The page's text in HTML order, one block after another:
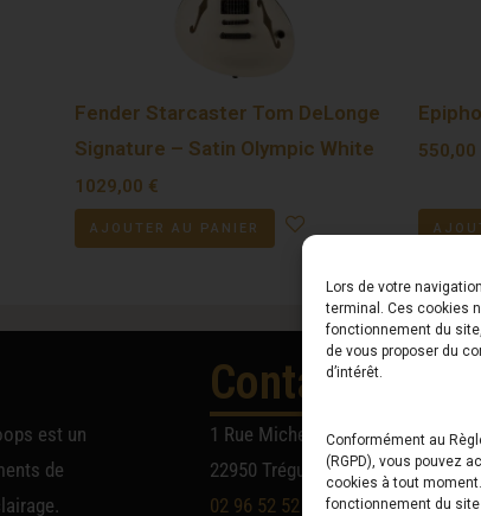
Lors de votre
terminal. Ces cookies
fonctionnement du
de vous proposer du
d’intérêt.
Conformément au
(RGPD), vous pouvez
cookies à tout
fonctionnement du
Fender Starcaster Tom DeLonge
Signature – Satin Olympic White
1029,00 €
AJOUTER AU PANIER
550,00
est un
de
Contact
1 Rue Michel Audiard
22950 Trégueux
02 96 52 52 52